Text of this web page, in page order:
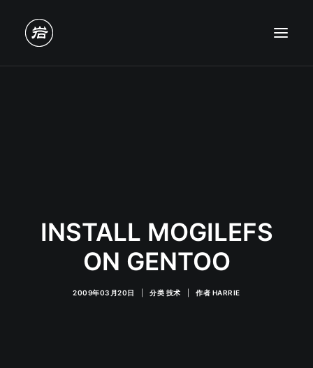
INSTALL MOGILEFS
ON GENTOO
2009年03月20日 分类 技术 作者 HARRIE